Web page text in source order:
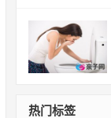
热门标签